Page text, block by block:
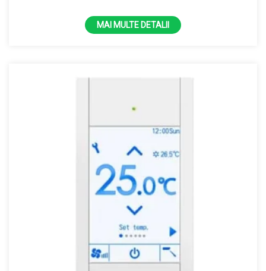
MAI MULTE DETALII